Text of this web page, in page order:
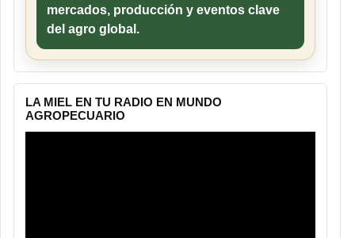
mercados, producción y eventos clave
del agro global.
LA MIEL EN TU RADIO EN MUNDO
AGROPECUARIO